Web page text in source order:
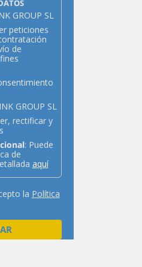
GROUP SL
peticiones
de
GROUP SL
rectificar y
: Puede
de
aquí
la Política